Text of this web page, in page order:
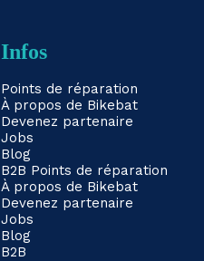
Infos
Points de réparation
À propos de Bikebat
Devenez partenaire
Jobs
Blog
B2B Points de réparation
À propos de Bikebat
Devenez partenaire
Jobs
Blog
B2B